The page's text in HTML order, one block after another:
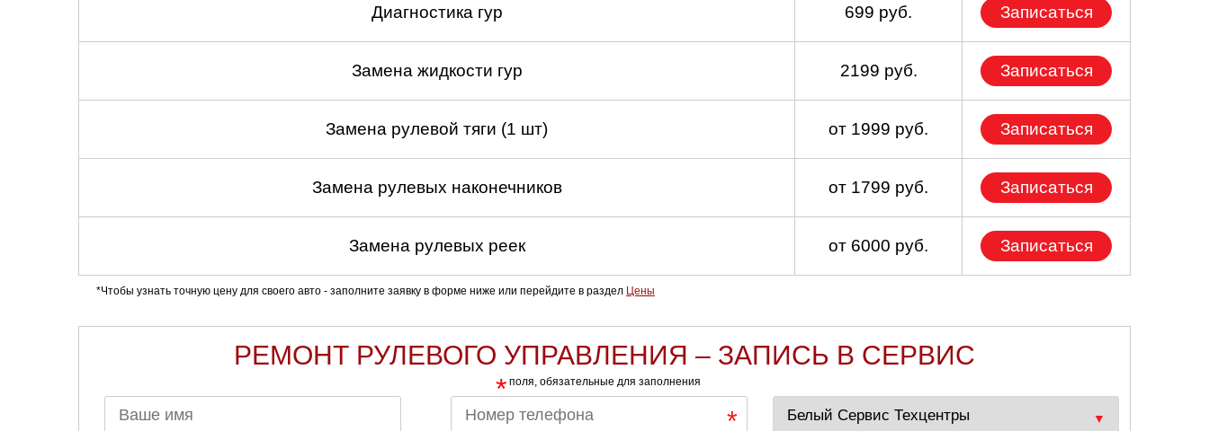
Сургут
Ульяновск
Череповец
Диагностика гур 699 руб. Записаться
Замена жидкости гур 2199 руб. Записаться
Замена рулевой тяги (1 шт) от 1999 руб. Записаться
Замена рулевых наконечников от 1799 руб. Записаться
Замена рулевых реек от 6000 руб. Записаться
*Чтобы узнать точную цену для своего авто - заполните заявку в форме ниже или перейдите в раздел Цены
РЕМОНТ РУЛЕВОГО УПРАВЛЕНИЯ – ЗАПИСЬ В СЕРВИС
* поля, обязательные для заполнения